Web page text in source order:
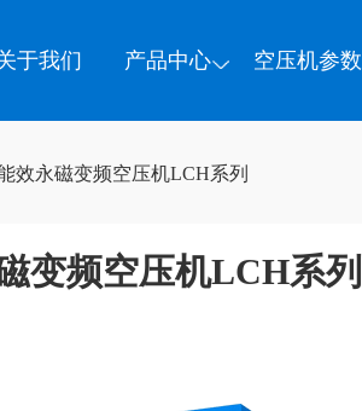
于我们 产品中心 空压机参数
效永磁变频空压机LCH系列
变频空压机LCH系列